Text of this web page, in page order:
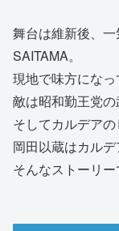
舞台は維新後、
SAITAMA。
現地で味方になっ
敵は昭和勤王党の
そしてカルデアの
岡田以蔵はカルデ
そんなストーリー